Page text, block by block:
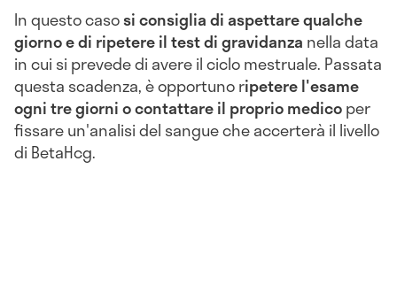
In questo casosi consiglia di aspettare qualche
giorno e di ripetere il test di gravidanza nella data
in cui si prevede di avere il ciclo mestruale. Passata
questa scadenza, è opportuno ripetere l'esame
ogni tre giorni o contattare il proprio medicoper
fissare un'analisi del sangue che accerterà il livello
di BetaHcg.